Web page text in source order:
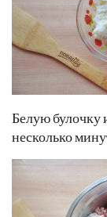
Белую булочку
несколько